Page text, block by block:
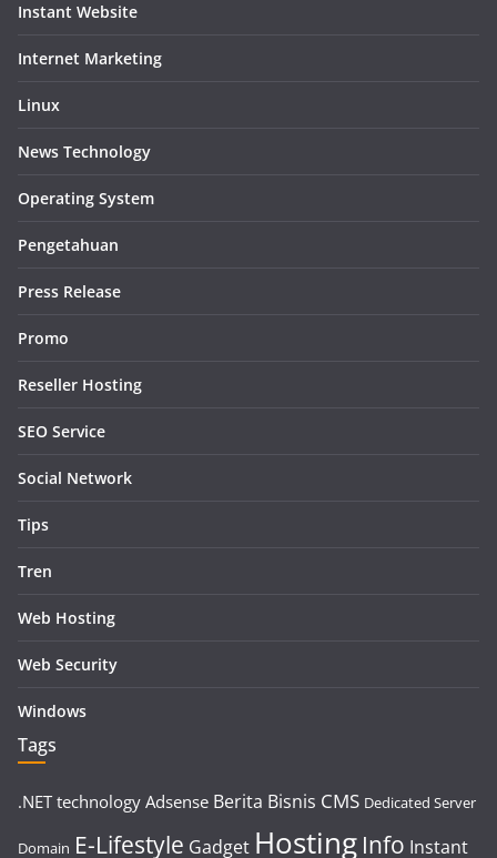
Instant Website
Internet Marketing
Linux
News Technology
Operating System
Pengetahuan
Press Release
Promo
Reseller Hosting
SEO Service
Social Network
Tips
Tren
Web Hosting
Web Security
Windows
Tags
.NET technology Adsense Berita Bisnis CMS Dedicated Server
Domain E-Lifestyle Gadget Hosting Info Instant